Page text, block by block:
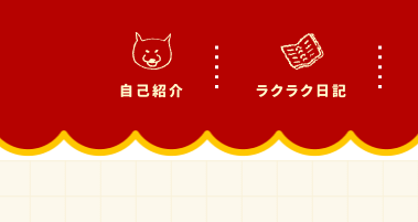
自己紹介 ラクラク日記